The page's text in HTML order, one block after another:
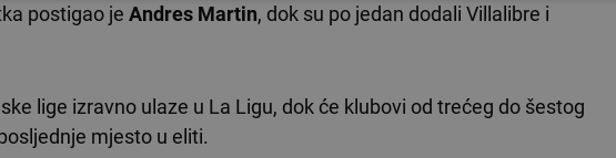
postigao je Andres Martin, dok su po jedan dodali Villalibre i
lige izravno ulaze u La Ligu, dok će klubovi od trećeg do šestog
mjesto u eliti.